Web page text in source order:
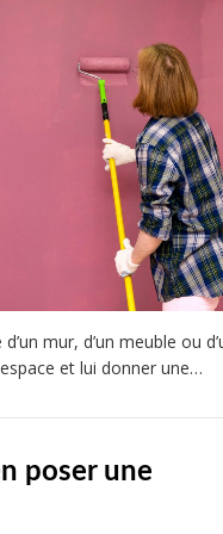
mur, d’un meuble ou
et lui donner une…
poser une